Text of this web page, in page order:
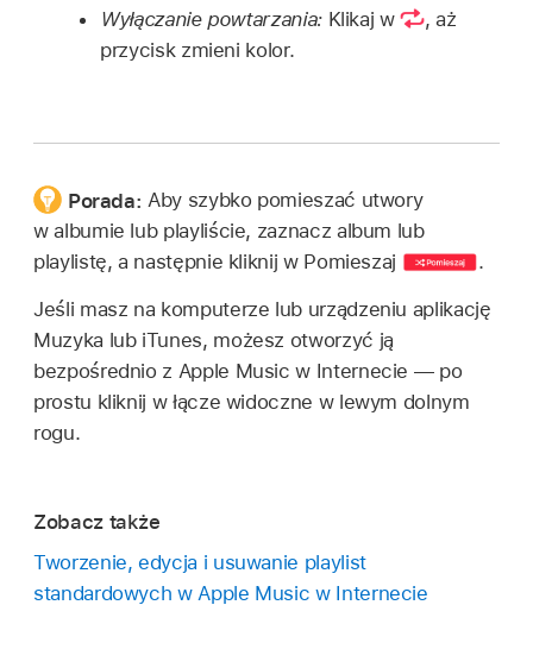
Wyłączanie powtarzania:Klikaj w
, aż
przycisk zmieni kolor.
Porada: Aby szybko pomieszać utwory
w albumie lub playliście, zaznacz album lub
playlistę, a następnie kliknij w Pomieszaj
.
Jeśli masz na komputerze lub urządzeniu aplikację
Muzyka lub iTunes, możesz otworzyć ją
bezpośrednio z Apple Music w Internecie — po
prostu kliknij w łącze widoczne w lewym dolnym
rogu.
Zobacz także
Tworzenie, edycja i usuwanie playlist
standardowych w Apple Music w Internecie